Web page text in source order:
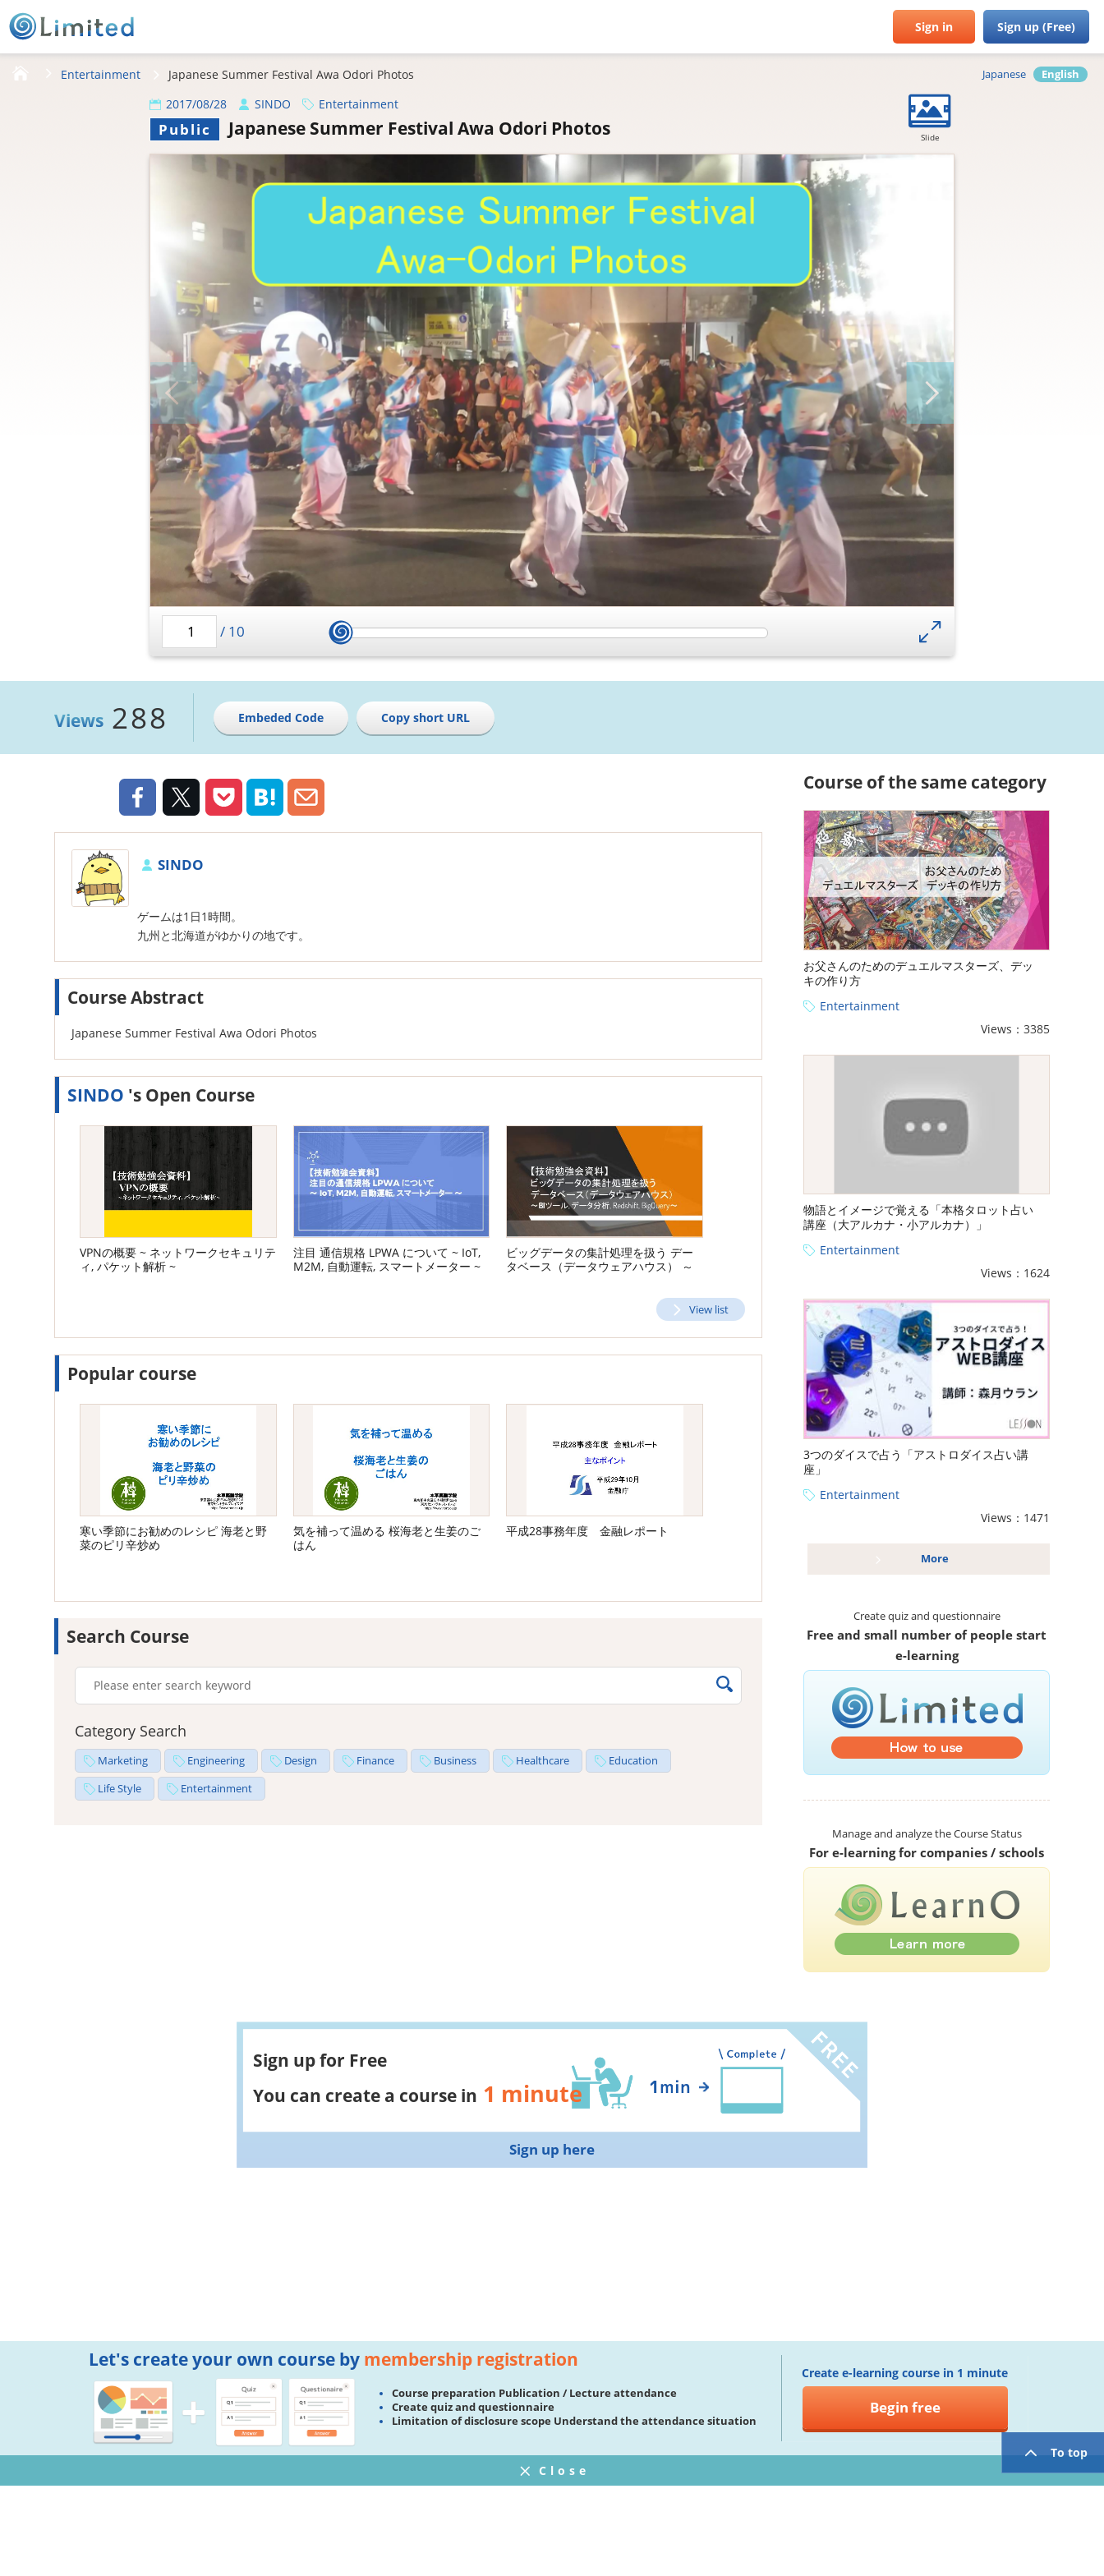
Sign in Sign up (Free)
HOMEEntertainment Japanese Summer Festival Awa Odori Photos Japanese English
2017/08/28 SINDO Entertainment
Public Japanese Summer Festival Awa Odori Photos Slide
/ 10
Views 288 Embeded Code Copy short URL
SINDO
ゲームは1日1時間。
九州と北海道がゆかりの地です。
Course Abstract
Japanese Summer Festival Awa Odori Photos
SINDO 's Open Course
VPNの概要 ~ ネットワークセキュリテ
ィ, パケット解析 ~
注目 通信規格 LPWA について ~ IoT,
M2M, 自動運転, スマートメーター ~
ビッグデータの集計処理を扱う デー
タベース（データウェアハウス） ～
View list
Popular course
寒い季節にお勧めのレシピ 海老と野
菜のピリ辛炒め
気を補って温める 桜海老と生姜のご
はん
平成28事務年度 金融レポート
Search Course
Category Search
Marketing Engineering Design Finance Business Healthcare
Education
Life Style
Entertainment
Course of the same category
お父さんのためのデュエルマスターズ、デッ
キの作り方
Entertainment
Views：3385
物語とイメージで覚える「本格タロット占い
講座（大アルカナ・小アルカナ）」
Entertainment
Views：1624
3つのダイスで占う「アストロダイス占い講
座」
Entertainment
Views：1471
More
Create quiz and questionnaire
Free and small number of people start
e-learning
Manage and analyze the Course Status
For e-learning for companies / schools
Sign up for Free
You can create a course in 1 minute
Sign up here
To top
Let's create your own course by membership registration
Course preparation Publication / Lecture attendance
Create quiz and questionnaire
Limitation of disclosure scope Understand the attendance situation
Create e-learning course in 1 minute
Begin free
Close